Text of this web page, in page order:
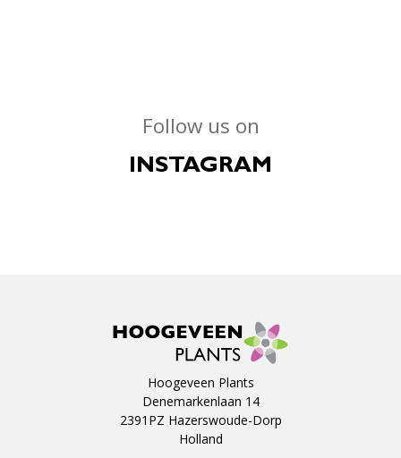
Follow us on
INSTAGRAM
Hoogeveen Plants
Denemarkenlaan 14
2391PZ Hazerswoude-Dorp
Holland